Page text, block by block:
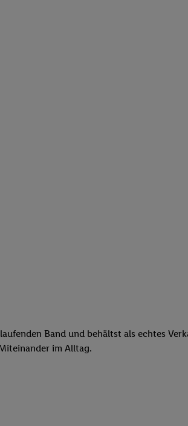
Band und behältst als echtes
im Alltag.